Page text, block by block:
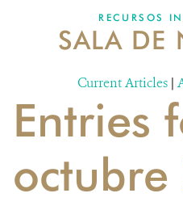
RECURSOS
SALA DE
Current Articles |
Entries